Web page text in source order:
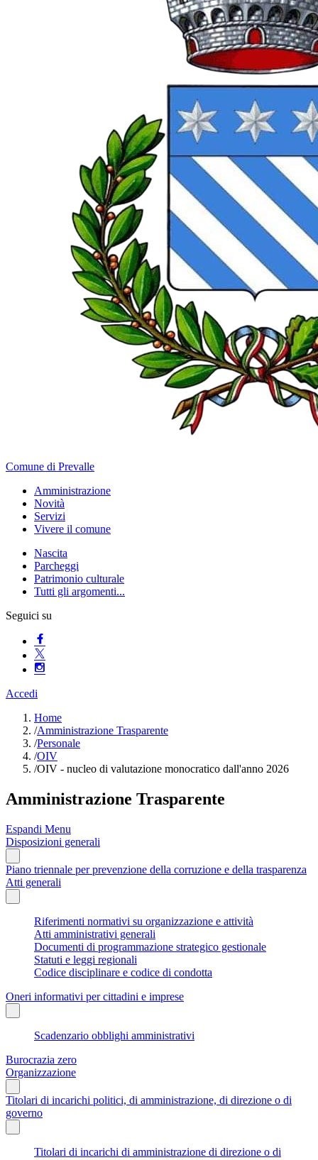
Comune di Prevalle
Amministrazione
Novità
Servizi
Vivere il comune
Nascita
Parcheggi
Patrimonio culturale
Tutti gli argomenti...
Seguici su
Accedi
Home
/Amministrazione Trasparente
/Personale
/OIV
/OIV - nucleo di valutazione monocratico dall'anno 2026
Amministrazione Trasparente
Espandi Menu
Disposizioni generali
Piano triennale per prevenzione della corruzione e della trasparenza
Atti generali
Riferimenti normativi su organizzazione e attività
Atti amministrativi generali
Documenti di programmazione strategico gestionale
Statuti e leggi regionali
Codice disciplinare e codice di condotta
Oneri informativi per cittadini e imprese
Scadenzario obblighi amministrativi
Burocrazia zero
Organizzazione
Titolari di incarichi politici, di amministrazione, di direzione o di
governo
Titolari di incarichi di amministrazione di direzione o di